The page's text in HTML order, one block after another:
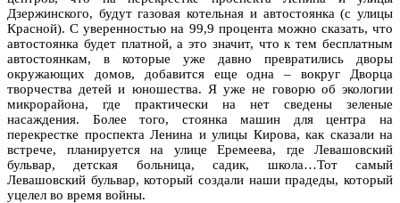
Дзержинского, будут газовая котельная и автостоянка (с улицы
Красной). С уверенностью на 99,9 процента можно сказать, что
автостоянка будет платной, а это значит, что к тем бесплатным
автостоянкам, в которые уже давно превратились дворы
окружающих домов, добавится еще одна – вокруг Дворца
творчества детей и юношества. Я уже не говорю об экологии
микрорайона, где практически на нет сведены зеленые
насаждения. Более того, стоянка машин для центра на
перекрестке проспекта Ленина и улицы Кирова, как сказали на
встрече, планируется на улице Еремеева, где Левашовский
бульвар, детская больница, садик, школа…Тот самый
Левашовский бульвар, который создали наши прадеды, который
уцелел во время войны.